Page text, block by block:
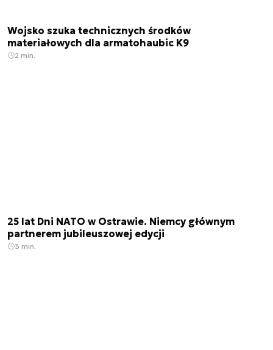
Wojsko szuka technicznych środków
materiałowych dla armatohaubic K9
2 min.
25 lat Dni NATO w Ostrawie. Niemcy głównym
partnerem jubileuszowej edycji
3 min.